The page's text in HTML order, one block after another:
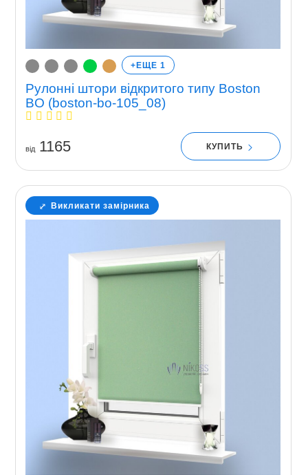
+ЕЩЕ 1
Рулонні штори відкритого типу Boston
BO (boston-bo-105_08)
вiд1165 КУПИТЬ
Викликати замірника